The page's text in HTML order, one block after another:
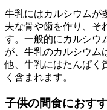
牛乳にはカルシウムが
夫な骨や歯を作り、そ
す。一般的にカルシウ
が、牛乳のカルシウム
他、牛乳にはたんぱく
く含まれます。
子供の間食におす